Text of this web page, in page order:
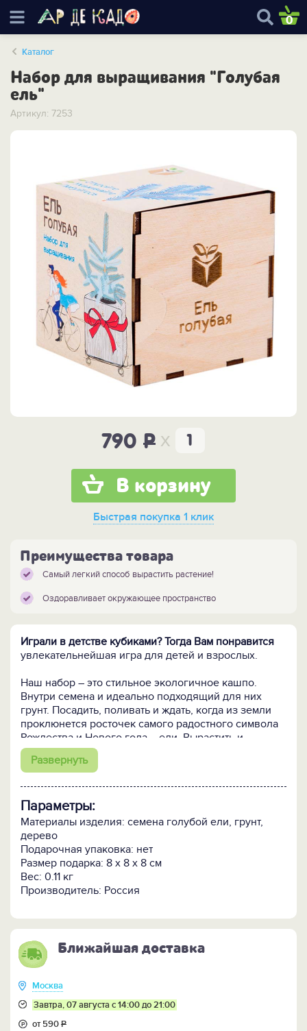
0
Каталог
Набор для выращивания "Голубая
ель"
Артикул: 7253
790 P x
В корзину
Быстрая покупка 1 клик
Преимущества товара
Самый легкий способ вырастить растение!
Оздоравливает окружающее пространство
Играли в детстве кубиками? Тогда Вам понравится
увлекательнейшая игра для детей и взрослых.
Наш набор – это стильное экологичное кашпо.
Внутри семена и идеально подходящий для них
грунт. Посадить, поливать и ждать, когда из земли
проклюнется росточек самого радостного символа
Рождества и Нового года – ели. Вырастить и
наряжать каждый год, чем не добрая семейная
традиция? А ёлочка-то не простая, а краснокнижная!
она красуется у кремлёвских стен, именно её
высаживают для облагораживания территорий
самых солидных объектов. Дерево с идеально
правильной конусовидной кроной и уникальным
окрасом хвои неприхотливо в содержании,
выдерживает морозы до -35° С. А значит
любоваться собственноручно выращенной ёлочкой
Кому подарить:Работнику лесного хозяйства,
ландшафтному дизайнеру, обязанному посадить
хотя бы одно дерево мужчине, заядлой дачнице,
владельцу загородной резиденции и скромному
библиотекарю. Новый год, рождение ребёнка,
свадьба, юбилей – подарок увековечит любое
событие.
Развернуть
Параметры:
Материалы изделия: семена голубой ели, грунт,
дерево
Подарочная упаковка: нет
Размер подарка: 8 х 8 х 8 см
Вес: 0.11 кг
Производитель: Россия
Ближайшая доставка
Москва
Завтра, 07 августа с 14:00 до 21:00
от 590Р